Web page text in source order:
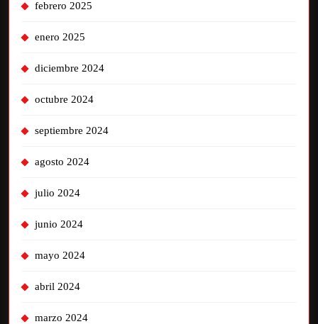
febrero 2025
enero 2025
diciembre 2024
octubre 2024
septiembre 2024
agosto 2024
julio 2024
junio 2024
mayo 2024
abril 2024
marzo 2024